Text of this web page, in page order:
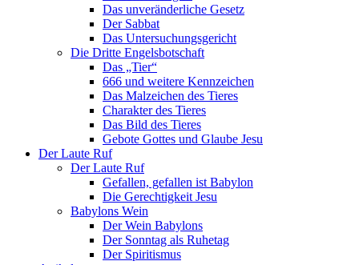
Das unveränderliche Gesetz
Der Sabbat
Das Untersuchungsgericht
Die Dritte Engelsbotschaft
Das „Tier“
666 und weitere Kennzeichen
Das Malzeichen des Tieres
Charakter des Tieres
Das Bild des Tieres
Gebote Gottes und Glaube Jesu
Der Laute Ruf
Der Laute Ruf
Gefallen, gefallen ist Babylon
Die Gerechtigkeit Jesu
Babylons Wein
Der Wein Babylons
Der Sonntag als Ruhetag
Der Spiritismus